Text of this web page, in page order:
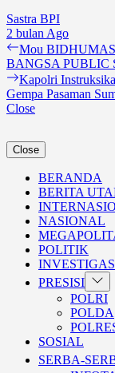
Sastra BPI
2 bulan Ago
Navigasi
pos
Previous
post:
Mou
BANGSA PUBLIC
Next
post:
Kapolri
Gempa Pasaman
Close
Close
BERANDA
BERITA
NASIONAL
POLITIK
PRESISI Show
sub
menu
POLRI
POLDA
SOSIAL
SERBA-